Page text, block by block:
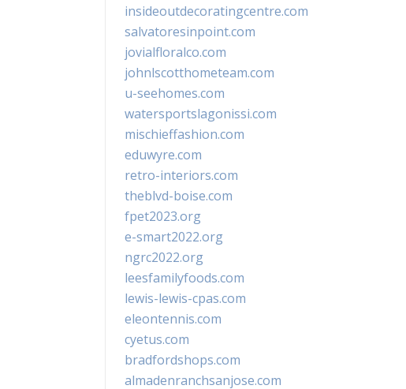
insideoutdecoratingcentre.com
salvatoresinpoint.com
jovialfloralco.com
johnlscotthometeam.com
u-seehomes.com
watersportslagonissi.com
mischieffashion.com
eduwyre.com
retro-interiors.com
theblvd-boise.com
fpet2023.org
e-smart2022.org
ngrc2022.org
leesfamilyfoods.com
lewis-lewis-cpas.com
eleontennis.com
cyetus.com
bradfordshops.com
almadenranchsanjose.com